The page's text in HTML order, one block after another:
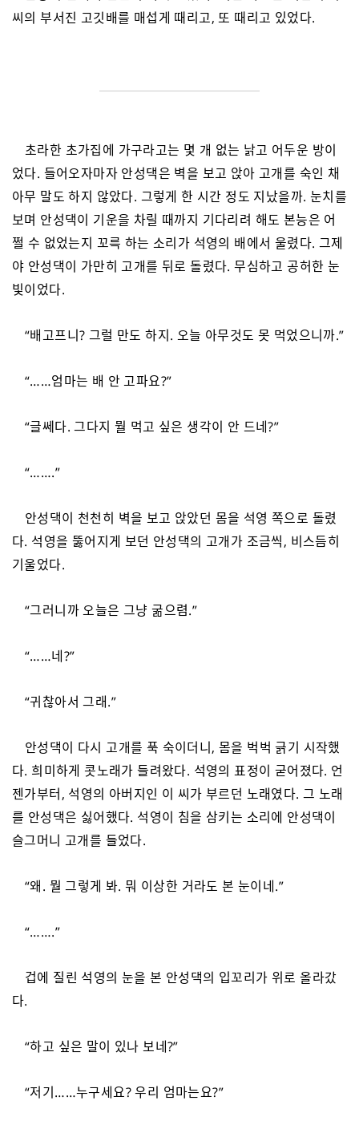
씨의 부서진 고깃배를 매섭게 때리고, 또 때리고 있었다.
초라한 초가집에 가구라고는 몇 개 없는 낡고 어두운 방이
었다. 들어오자마자 안성댁은 벽을 보고 앉아 고개를 숙인 채
아무 말도 하지 않았다. 그렇게 한 시간 정도 지났을까. 눈치를
보며 안성댁이 기운을 차릴 때까지 기다리려 해도 본능은 어
쩔 수 없었는지 꼬륵 하는 소리가 석영의 배에서 울렸다. 그제
야 안성댁이 가만히 고개를 뒤로 돌렸다. 무심하고 공허한 눈
빛이었다.
“배고프니? 그럴 만도 하지. 오늘 아무것도 못 먹었으니까.”
“……엄마는 배 안 고파요?”
“글쎄다. 그다지 뭘 먹고 싶은 생각이 안 드네?”
“…….”
안성댁이 천천히 벽을 보고 앉았던 몸을 석영 쪽으로 돌렸
다. 석영을 뚫어지게 보던 안성댁의 고개가 조금씩, 비스듬히
기울었다.
“그러니까 오늘은 그냥 굶으렴.”
“……네?”
“귀찮아서 그래.”
안성댁이 다시 고개를 푹 숙이더니, 몸을 벅벅 긁기 시작했
다. 희미하게 콧노래가 들려왔다. 석영의 표정이 굳어졌다. 언
젠가부터, 석영의 아버지인 이 씨가 부르던 노래였다. 그 노래
를 안성댁은 싫어했다. 석영이 침을 삼키는 소리에 안성댁이
슬그머니 고개를 들었다.
“왜. 뭘 그렇게 봐. 뭐 이상한 거라도 본 눈이네.”
“…….”
겁에 질린 석영의 눈을 본 안성댁의 입꼬리가 위로 올라갔
다.
“하고 싶은 말이 있나 보네?”
“저기……누구세요? 우리 엄마는요?”